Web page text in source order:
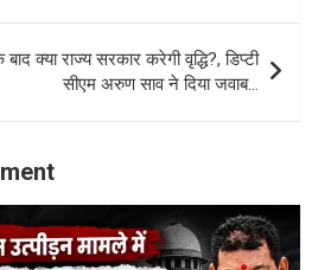
क्या राज्य सरकार करेगी वृद्धि?, डिप्टी
सीएम अरुण साव ने दिया जवाब…